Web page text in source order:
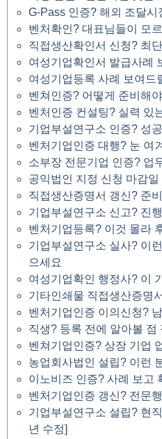
G-Pass 인증? 해외 조달시
벤처확인? 대표님들이 모
직접생산확인서 신청? 최
여성기업확인서 발급사례
여성기업등록 사례 보여드
벤쳐인증? 어떻게 준비해
벤처인증 컨설팅? 실력 있
기업부설연구소 인증? 성
벤처기업인증 대행? 눈 여
소부장 전문기업 인증? 업
공익법인 지정 신청 마감
직접생산증명서 갱신? 준
기업부설연구소 신고? 진
벤처기업등록? 이것 몰라
기업부설연구소 실사? 이
으세요
여성기업확인 행정사? 이
기타인쇄물 직접생산증명
벤처기업인증 이의신청?
직생? 등록 전에 알아볼 점
벤쳐기업인증? 상장 기업
농업회사법인 설립? 이런
이노비즈 인증? 사례 보고
벤처기업인증 갱신? 전문
기업부설연구소 설립? 현
년 수정]